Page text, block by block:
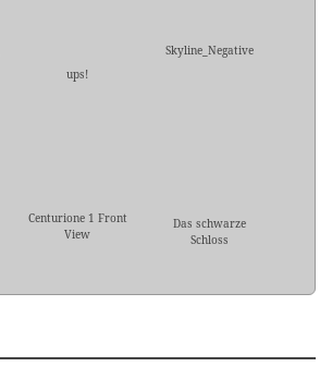
ups!
Skyline_Negative
Centurione 1 Front
View
Das schwarze
Schloss